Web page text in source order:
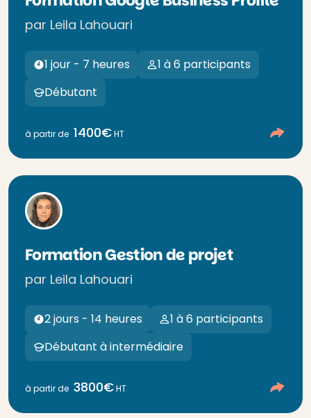
par Leila Lahouari
1 jour - 7 heures
1 à 6 participants
Débutant
à partir de 1400€HT
Formation Gestion de projet
par Leila Lahouari
2 jours - 14 heures
1 à 6 participants
Débutant à intermédiaire
à partir de 3800€HT